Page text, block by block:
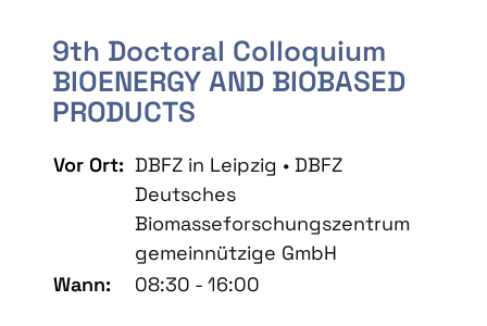
9th Doctoral Colloquium
BIOENERGY AND BIOBASED
PRODUCTS
Vor Ort: DBFZ in Leipzig • DBFZ
Deutsches
Biomasseforschungszentrum
gemeinnützige GmbH
Wann:
08:30 - 16:00